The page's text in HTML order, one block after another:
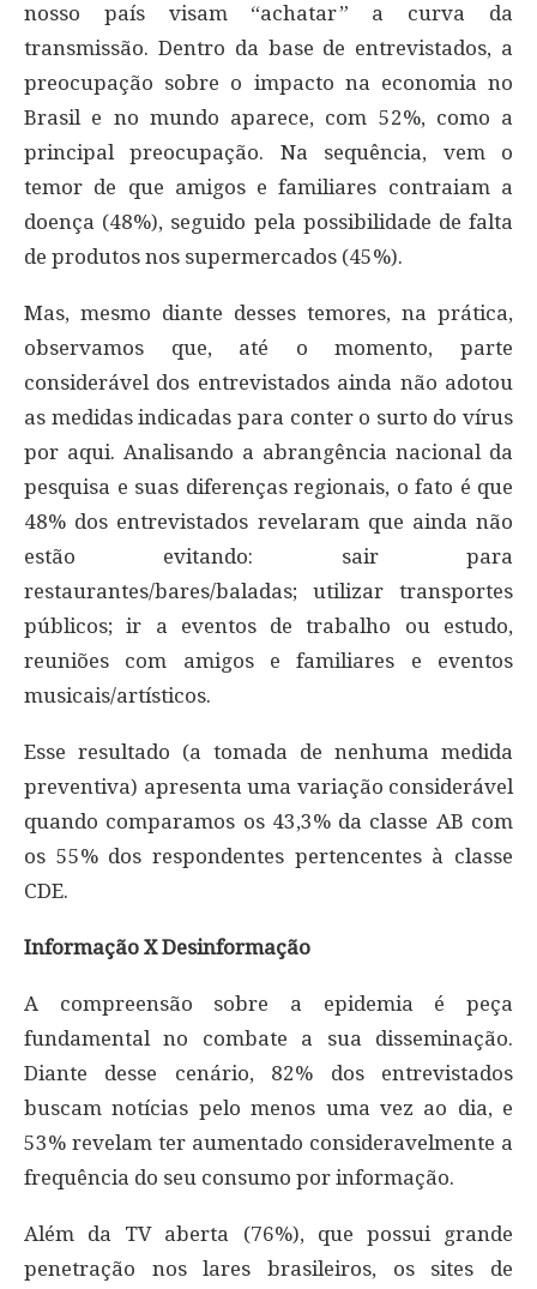
nosso país visam “achatar” a curva da
transmissão. Dentro da base de entrevistados, a
preocupação sobre o impacto na economia no
Brasil e no mundo aparece, com 52%, como a
principal preocupação. Na sequência, vem o
temor de que amigos e familiares contraiam a
doença (48%), seguido pela possibilidade de falta
de produtos nos supermercados (45%).
Mas, mesmo diante desses temores, na prática,
observamos que, até o momento, parte
considerável dos entrevistados ainda não adotou
as medidas indicadas para conter o surto do vírus
por aqui. Analisando a abrangência nacional da
pesquisa e suas diferenças regionais, o fato é que
48% dos entrevistados revelaram que ainda não
estão evitando: sair para
restaurantes/bares/baladas; utilizar transportes
públicos; ir a eventos de trabalho ou estudo,
reuniões com amigos e familiares e eventos
musicais/artísticos.
Esse resultado (a tomada de nenhuma medida
preventiva) apresenta uma variação considerável
quando comparamos os 43,3% da classe AB com
os 55% dos respondentes pertencentes à classe
CDE.
Informação X Desinformação
A compreensão sobre a epidemia é peça
fundamental no combate a sua disseminação.
Diante desse cenário, 82% dos entrevistados
buscam notícias pelo menos uma vez ao dia, e
53% revelam ter aumentado consideravelmente a
frequência do seu consumo por informação.
Além da TV aberta (76%), que possui grande
penetração nos lares brasileiros, os sites de